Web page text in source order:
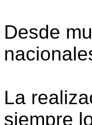
Desde
La
siempre